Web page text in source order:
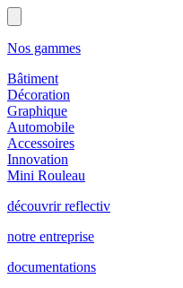
Nos gammes
Bâtiment
Décoration
Graphique
Automobile
Accessoires
Innovation
Mini Rouleau
découvrir reflectiv
notre entreprise
documentations